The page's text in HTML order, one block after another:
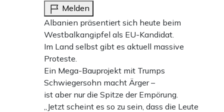
Melden
Albanien präsentiert sich heute beim
Westbalkangipfel als EU-Kandidat.
Im Land selbst gibt es aktuell massive
Proteste.
Ein Mega-Bauprojekt mit Trumps
Schwiegersohn macht Ärger –
ist aber nur die Spitze der Empörung.
„Jetzt scheint es so zu sein, dass die Leute